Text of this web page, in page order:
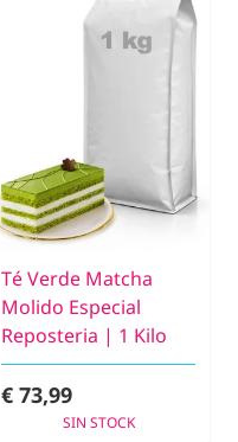
Té Verde Matcha
Molido Especial
Reposteria | 1 Kilo
€ 73,99
SIN STOCK